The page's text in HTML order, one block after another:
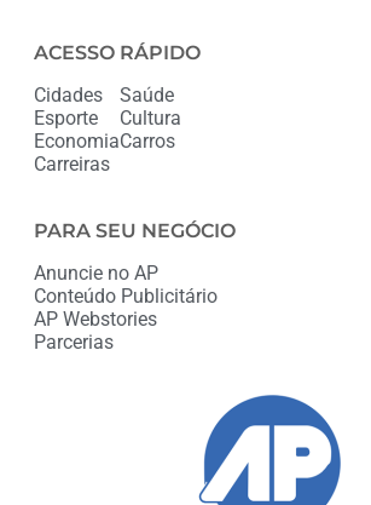
ACESSO RÁPIDO
Cidades
Esporte
Economia
Carreiras
Saúde
Cultura
Carros
PARA SEU NEGÓCIO
Anuncie no AP
Conteúdo Publicitário
AP Webstories
Parcerias